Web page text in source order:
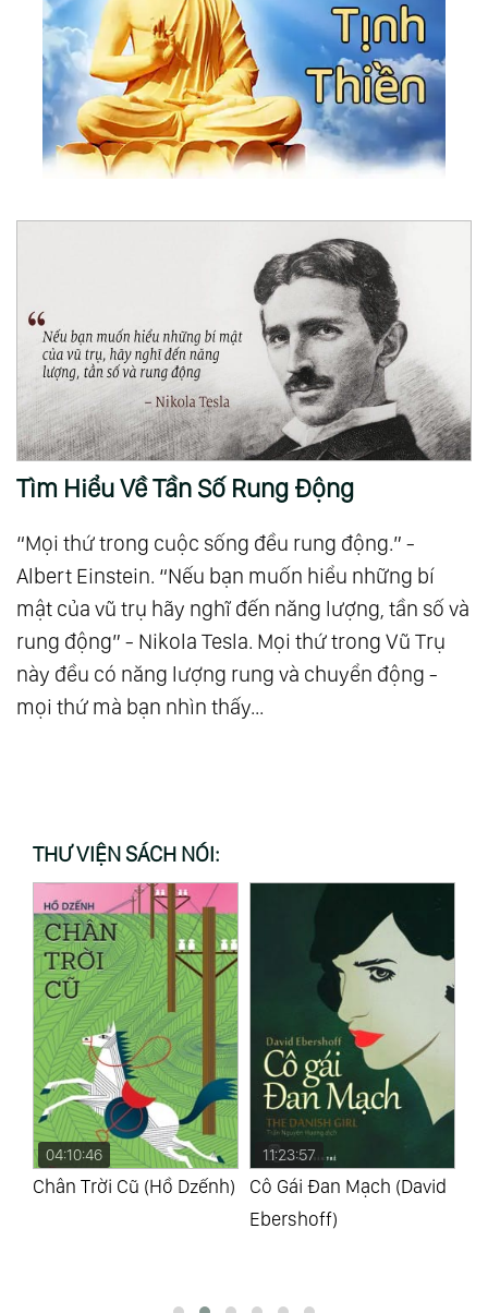
Tìm Hiểu Về Tần Số Rung Động
“Mọi thứ trong cuộc sống đều rung động.” -
Albert Einstein. “Nếu bạn muốn hiểu những bí
mật của vũ trụ hãy nghĩ đến năng lượng, tần số và
rung động” - Nikola Tesla. Mọi thứ trong Vũ Trụ
này đều có năng lượng rung và chuyển động -
mọi thứ mà bạn nhìn thấy...
THƯ VIỆN SÁCH NÓI:
04:10:46
Chân Trời Cũ (Hồ Dzếnh)
11:23:57
Cô Gái Đan Mạch (David
Ebershoff)